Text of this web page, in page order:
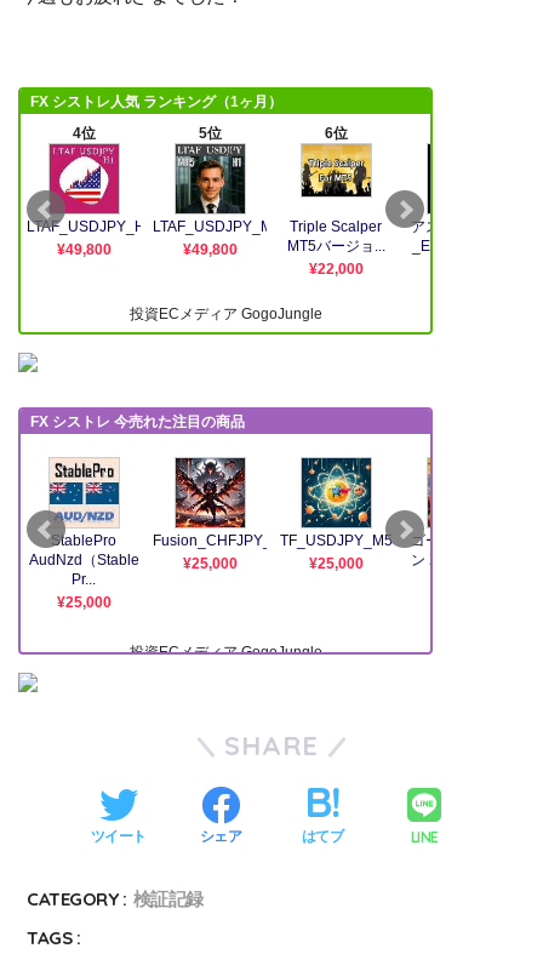
SHARE
ツイート シェア はてブ LINE
CATEGORY : 検証記録
TAGS :